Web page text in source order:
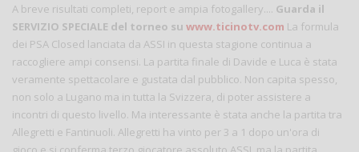
A breve risultati completi, report e ampia fotogallery.... Guarda il
SERVIZIO SPECIALE del torneo su www.ticinotv.com La formula
dei PSA Closed lanciata da ASSI in questa stagione continua a
raccogliere ampi consensi. La partita finale di Davide e Luca è stata
veramente spettacolare e gustata dal pubblico. Non capita spesso,
non solo a Lugano ma in tutta la Svizzera, di poter assistere a
incontri di questo livello. Ma interessante è stata anche la partita tra
Allegretti e Fantinuoli. Allegretti ha vinto per 3 a 1 dopo un'ora di